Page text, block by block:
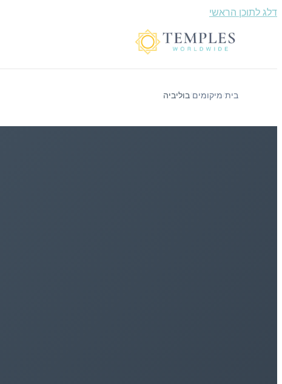
דלג לתוכן הראשי
בית מיקומים בוליביה